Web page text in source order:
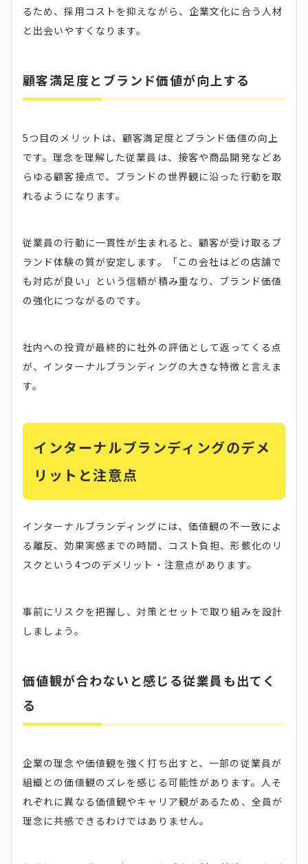
るため、採用コストを抑えながら、企業文化に合う人材
と出会いやすくなります。
顧客満足度とブランド価値が向上する
5つ目のメリットは、顧客満足度とブランド価値の向上
です。理念を理解した従業員は、接客や商品開発などあ
らゆる顧客接点で、ブランドの世界観に沿った行動を取
れるようになります。
従業員の行動に一貫性が生まれると、顧客が受け取るブ
ランド体験の質が安定します。「この会社はどの店舗で
も対応が良い」という信頼が積み重なり、ブランド価値
の強化につながるのです。
社内への投資が最終的に社外の評価として返ってくる点
が、インターナルブランディングの大きな特徴と言えま
す。
インターナルブランディングのデメ
リットと注意点
インターナルブランディングには、価値観の不一致によ
る離反、効果実感までの時間、コスト負担、形骸化のリ
スクという4つのデメリット・注意点があります。
事前にリスクを把握し、対策とセットで取り組みを設計
しましょう。
価値観が合わないと感じる従業員も出てく
る
企業の理念や価値観を強く打ち出すと、一部の従業員が
組織との価値観のズレを感じる可能性があります。人そ
れぞれに異なる価値観やキャリア観があるため、全員が
理念に共感できるわけではありません。